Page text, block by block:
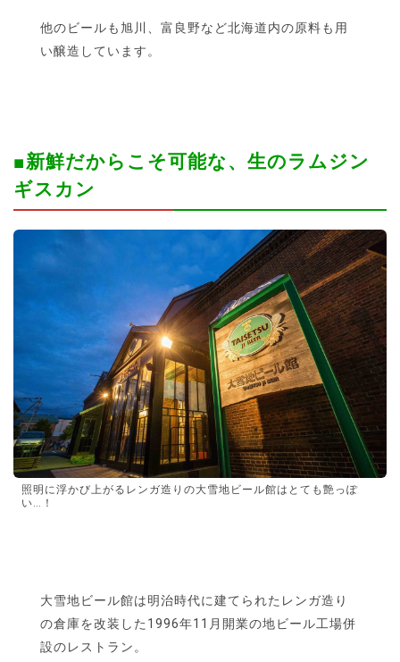
他のビールも旭川、富良野など北海道内の原料も用
い醸造しています。
■新鮮だからこそ可能な、生のラムジン
ギスカン
照明に浮かび上がるレンガ造りの大雪地ビール館はとても艶っぽ
い…！
大雪地ビール館は明治時代に建てられたレンガ造り
の倉庫を改装した1996年11月開業の地ビール工場併
設のレストラン。